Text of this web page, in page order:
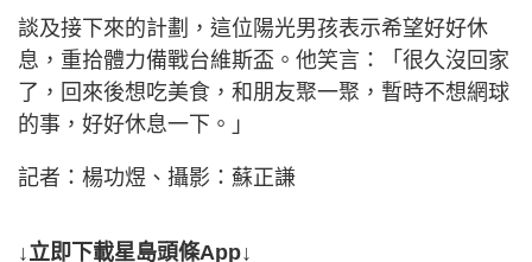
談及接下來的計劃，這位陽光男孩表示希望好好休
息，重拾體力備戰台維斯盃。他笑言：「很久沒回家
了，回來後想吃美食，和朋友聚一聚，暫時不想網球
的事，好好休息一下。」
記者：楊功煜、攝影：蘇正謙
↓立即下載星島頭條App↓